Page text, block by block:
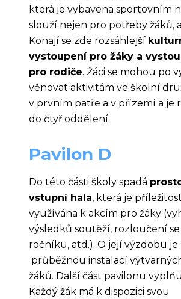
která je vybavena sportovním
slouží nejen pro potřeby žáků,
Konají se zde rozsáhlejší
vystoupení pro žáky a
pro rodiče. Žáci se mohou po
věnovat aktivitám ve školní
v prvním patře a v přízemí a je
do čtyř oddělení.
Pavilon D
Do této části školy spadá
vstupní hala, která je
využívána k akcím pro žáky
výsledků soutěží, rozloučení se
ročníku, atd.). O její výzdobu je
průběžnou instalací
žáků. Další část pavilonu
Každý žák má k dispozici svou